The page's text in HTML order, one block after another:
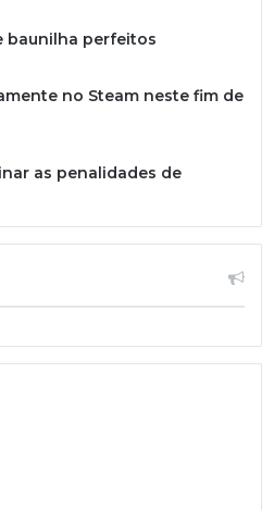
baunilha perfeitos
no Steam neste fim de
as penalidades de